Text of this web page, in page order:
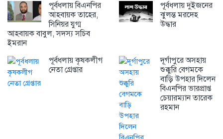
পূর্বধলায় বিএনপির
আহবায়ক তাহের,
সিনিয়র যুগ্ম
আহবায়ক বাবুল, সদস্য সচিব
ইমরান
পূর্বধলায় দুইজনের
ঝুলন্ত মরদেহ
উদ্ধার
পূর্বধলায় কৃষকলীগ
নেতা গ্রেপ্তার
দূর্গাপুরে অসহায়
শুক্কুরি বেগমকে
বাড়ি উপহার দিলেন
বিএনপির ভারপ্রাপ্ত
চেয়ারম্যান তারেক
রহমান